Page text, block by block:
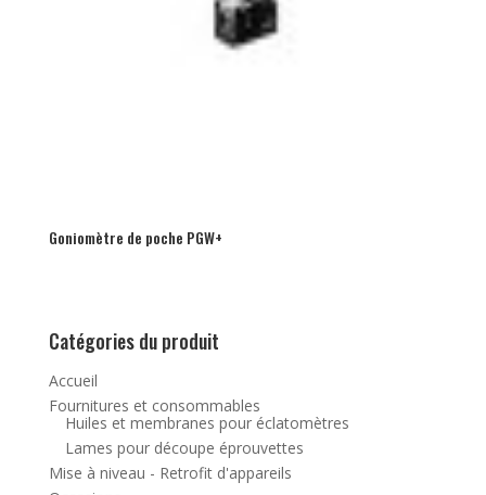
Goniomètre de poche PGW+
Catégories du produit
Accueil
Fournitures et consommables
Huiles et membranes pour éclatomètres
Lames pour découpe éprouvettes
Mise à niveau - Retrofit d'appareils